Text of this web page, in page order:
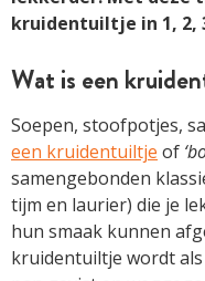
kruidentuiltje in 1, 2,
Wat is een
Soepen, stoofpotjes,
een kruidentuiltje of
samengebonden
tijm en laurier) die je
hun smaak kunnen
kruidentuiltje wordt